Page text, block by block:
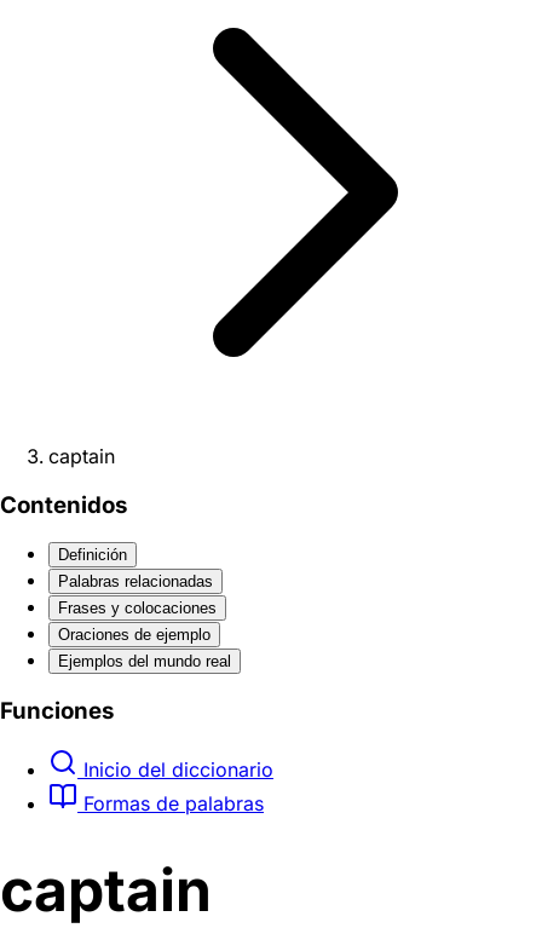
captain
Contenidos
Definición
Palabras relacionadas
Frases y colocaciones
Oraciones de ejemplo
Ejemplos del mundo real
Funciones
Inicio del diccionario
Formas de palabras
captain